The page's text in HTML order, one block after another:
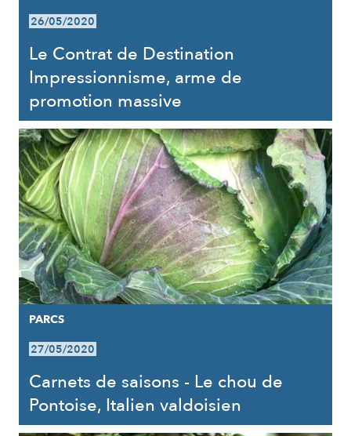
26/05/2020
Le Contrat de Destination
Impressionnisme, arme de
promotion massive
PARCS
27/05/2020
Carnets de saisons - Le chou de
Pontoise, Italien valdoisien